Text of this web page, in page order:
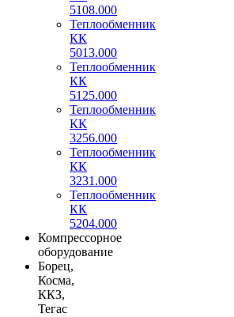
5108.000
Теплообменник
КК
5013.000
Теплообменник
КК
5125.000
Теплообменник
КК
3256.000
Теплообменник
КК
3231.000
Теплообменник
КК
5204.000
Компрессорное
оборудование
Борец,
Косма,
ККЗ,
Тегас